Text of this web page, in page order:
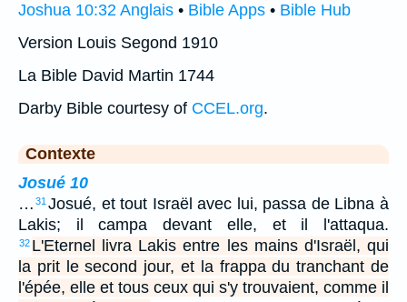
Joshua 10:32 Anglais • Bible Apps • Bible Hub
Version Louis Segond 1910
La Bible David Martin 1744
Darby Bible courtesy of CCEL.org.
Contexte
Josué 10
… 31 Josué, et tout Israël avec lui, passa de Libna à
Lakis; il campa devant elle, et il l'attaqua.
32 L'Eternel livra Lakis entre les mains d'Israël, qui
la prit le second jour, et la frappa du tranchant de
l'épée, elle et tous ceux qui s'y trouvaient, comme il